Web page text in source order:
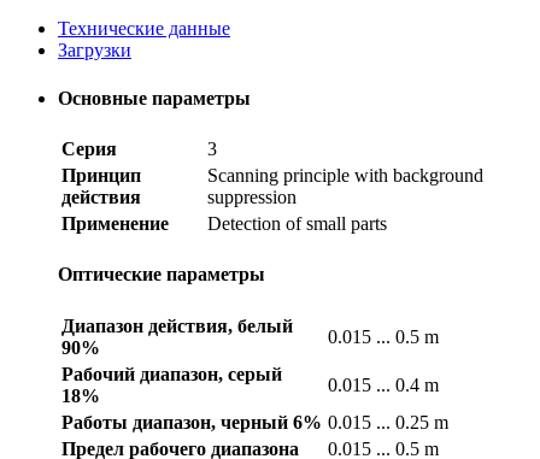
Технические данные
Загрузки
Основные параметры
Серия
3
Принцип
действия
Scanning principle with background
suppression
Применение
Detection of small parts
Оптические параметры
Диапазон действия, белый
90%
0.015 ... 0.5 m
Рабочий диапазон, серый
18%
0.015 ... 0.4 m
Работы диапазон, черный 6% 0.015 ... 0.25 m
Предел рабочего диапазона
0.015 ... 0.5 m